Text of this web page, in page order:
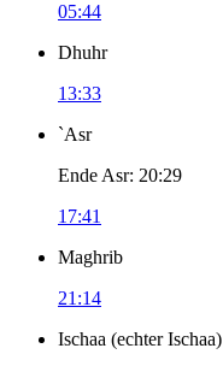
05:44
Dhuhr
13:33
`Asr
Ende Asr: 20:29
17:41
Maghrib
21:14
Ischaa (echter Ischaa)